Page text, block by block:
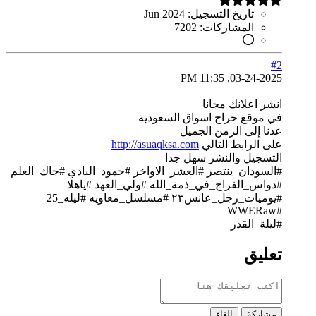
تاريخ التسجيل: Jun 2024
المشاركات: 7202
#2
03-24-2025, 11:35 PM
انشر اعلانك مجانا
في موقع حراج اسواق السعودية
عدنا إلى الزمن الجميل
على الرابط التالي http://asuaqksa.com
التسجيل والنشر سهل جدا
#السودان_ينتصر #العشر_الاواخر #حمود_البادي #جاك_العلم
#دواس_الفراج_في_ذمة_الله #ولي_العهد #ياهلا
#يوميات_رجل_عانس٢٣ #مسلسل_معاويه​ #ليله_25
#WWERaw
#ليلة_القدر​
تعليق
مشاركة إلغاء